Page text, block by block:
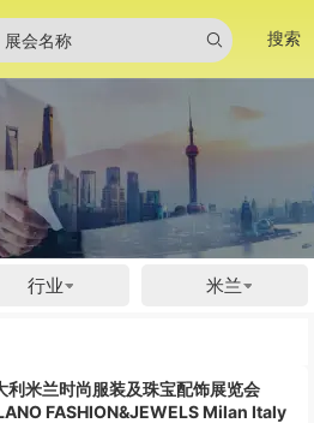
展会名称 搜索
行业 米兰
利米兰时尚服装及珠宝配饰展览会
FASHION&JEWELS Milan Italy